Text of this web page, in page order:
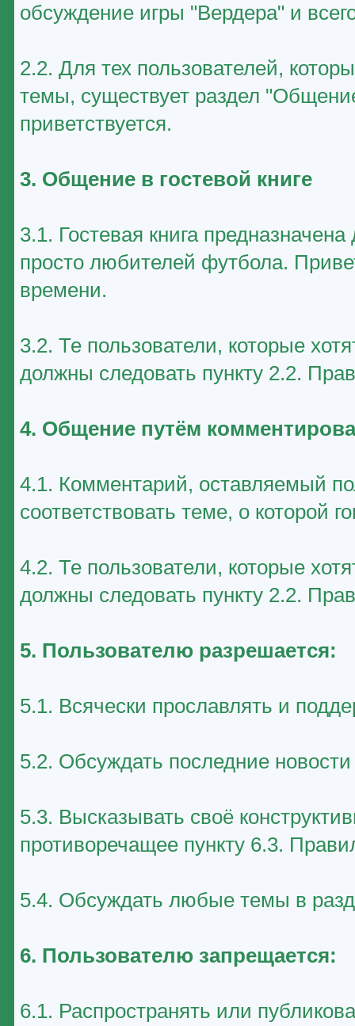
обсуждение игры "Вердера" и
2.2. Для тех пользователей,
темы, существует раздел
приветствуется.
3. Общение в гостевой книге
3.1. Гостевая книга
просто любителей футбола.
времени.
3.2. Те пользователи, которые
должны следовать пункту 2.2.
4. Общение путём
4.1. Комментарий, оставляемый
соответствовать теме, о которой
4.2. Те пользователи, которые
должны следовать пункту 2.2.
5. Пользователю разрешается:
5.1. Всячески прославлять и
5.2. Обсуждать последние
5.3. Высказывать своё
противоречащее пункту 6.3.
5.4. Обсуждать любые темы в
6. Пользователю запрещается:
6.1. Распространять или